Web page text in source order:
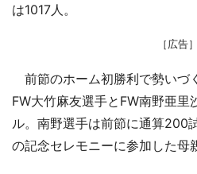
は1017人。
［広告］
前節のホーム初勝利で勢いづ
FW大竹麻友選手とFW南野亜里
ル。南野選手は前節に通算200
の記念セレモニーに参加した母